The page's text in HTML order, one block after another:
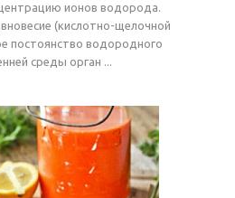
ионов водорода.
(кислотно-щелочной
постоянство водородного
среды орган ...